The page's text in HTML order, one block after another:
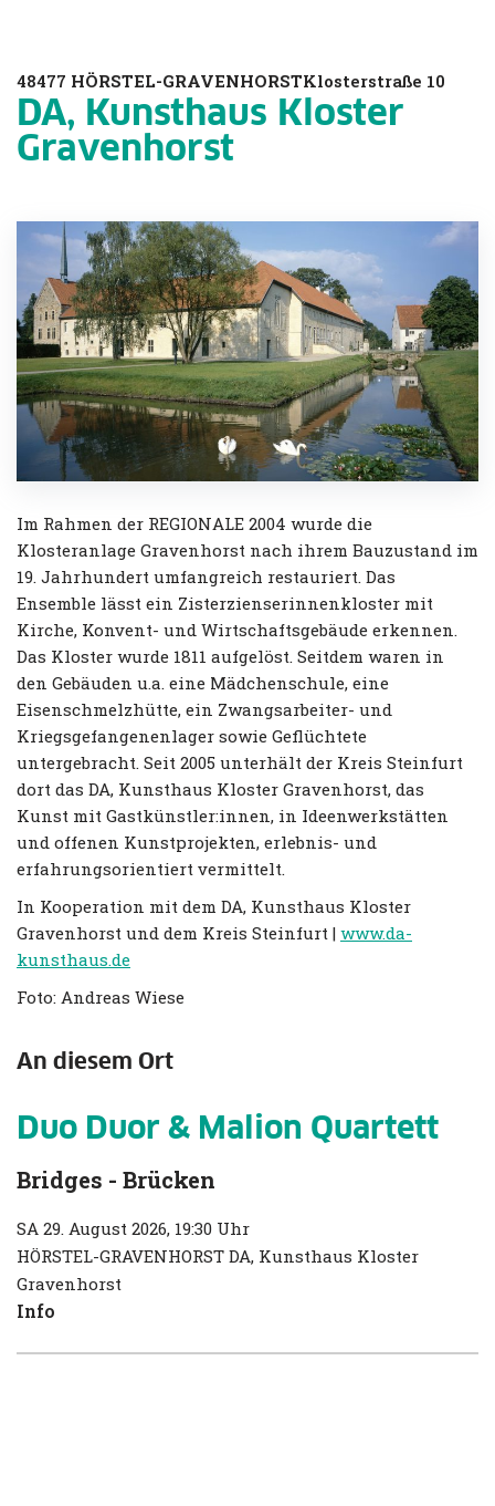
48477 HÖRSTEL-GRAVENHORSTKlosterstraße 10
DA, Kunsthaus Kloster
Gravenhorst
Im Rahmen der REGIONALE 2004 wurde die
Klosteranlage Gravenhorst nach ihrem Bauzustand im
19. Jahrhundert umfangreich restauriert. Das
Ensemble lässt ein Zisterzienserinnenkloster mit
Kirche, Konvent- und Wirtschaftsgebäude erkennen.
Das Kloster wurde 1811 aufgelöst. Seitdem waren in
den Gebäuden u.a. eine Mädchenschule, eine
Eisenschmelzhütte, ein Zwangsarbeiter- und
Kriegsgefangenenlager sowie Geflüchtete
untergebracht. Seit 2005 unterhält der Kreis Steinfurt
dort das DA, Kunsthaus Kloster Gravenhorst, das
Kunst mit Gastkünstler:innen, in Ideenwerkstätten
und offenen Kunstprojekten, erlebnis- und
erfahrungsorientiert vermittelt.
In Kooperation mit dem DA, Kunsthaus Kloster
Gravenhorst und dem Kreis Steinfurt | www.da-
kunsthaus.de
Foto: Andreas Wiese
An diesem Ort
Duo Duor & Malion Quartett
Bridges - Brücken
SA 29. August 2026, 19:30 Uhr
HÖRSTEL-GRAVENHORST DA, Kunsthaus Kloster
Gravenhorst
Info